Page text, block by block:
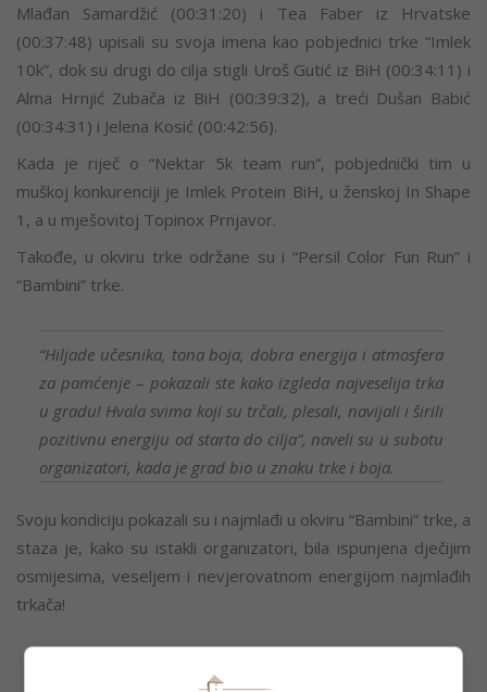
Mlađan Samardžić (00:31:20) i Tea Faber iz Hrvatske
(00:37:48) upisali su svoja imena kao pobjednici trke “Imlek
10k”, dok su drugi do cilja stigli Uroš Gutić iz BiH (00:34:11) i
Alma Hrnjić Zubača iz BiH (00:39:32), a treći Dušan Babić
(00:34:31) i Jelena Kosić (00:42:56).
Kada je riječ o “Nektar 5k team run”, pobjednički tim u
muškoj konkurenciji je Imlek Protein BiH, u ženskoj In Shape
1, a u mješovitoj Topinox Prnjavor.
Takođe, u okviru trke održane su i “Persil Color Fun Run” i
“Bambini” trke.
“Hiljade učesnika, tona boja, dobra energija i atmosfera
za pamćenje – pokazali ste kako izgleda najveselija trka
u gradu! Hvala svima koji su trčali, plesali, navijali i širili
pozitivnu energiju od starta do cilja”, naveli su u subotu
organizatori, kada je grad bio u znaku trke i boja.
Svoju kondiciju pokazali su i najmlađi u okviru “Bambini” trke, a
staza je, kako su istakli organizatori, bila ispunjena dječijim
osmijesima, veseljem i nevjerovatnom energijom najmlađih
trkača!
“Uz mnogo smijeha, navijanja i konfeta, mališani su još